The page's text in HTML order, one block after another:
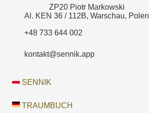
ZP20 Piotr Markowski
Al. KEN 36 / 112B, Warschau, Polen
+48 733 644 002
kontakt@sennik.app
SENNIK
TRAUMBUCH